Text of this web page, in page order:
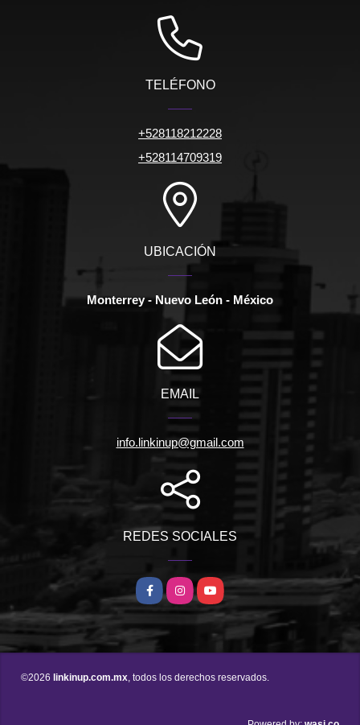
TELÉFONO
+528118212228
+528114709319
UBICACIÓN
Monterrey - Nuevo León - México
EMAIL
info.linkinup@gmail.com
REDES SOCIALES
FacebookInstagramYouTube
©2026 linkinup.com.mx, todos los derechos reservados.